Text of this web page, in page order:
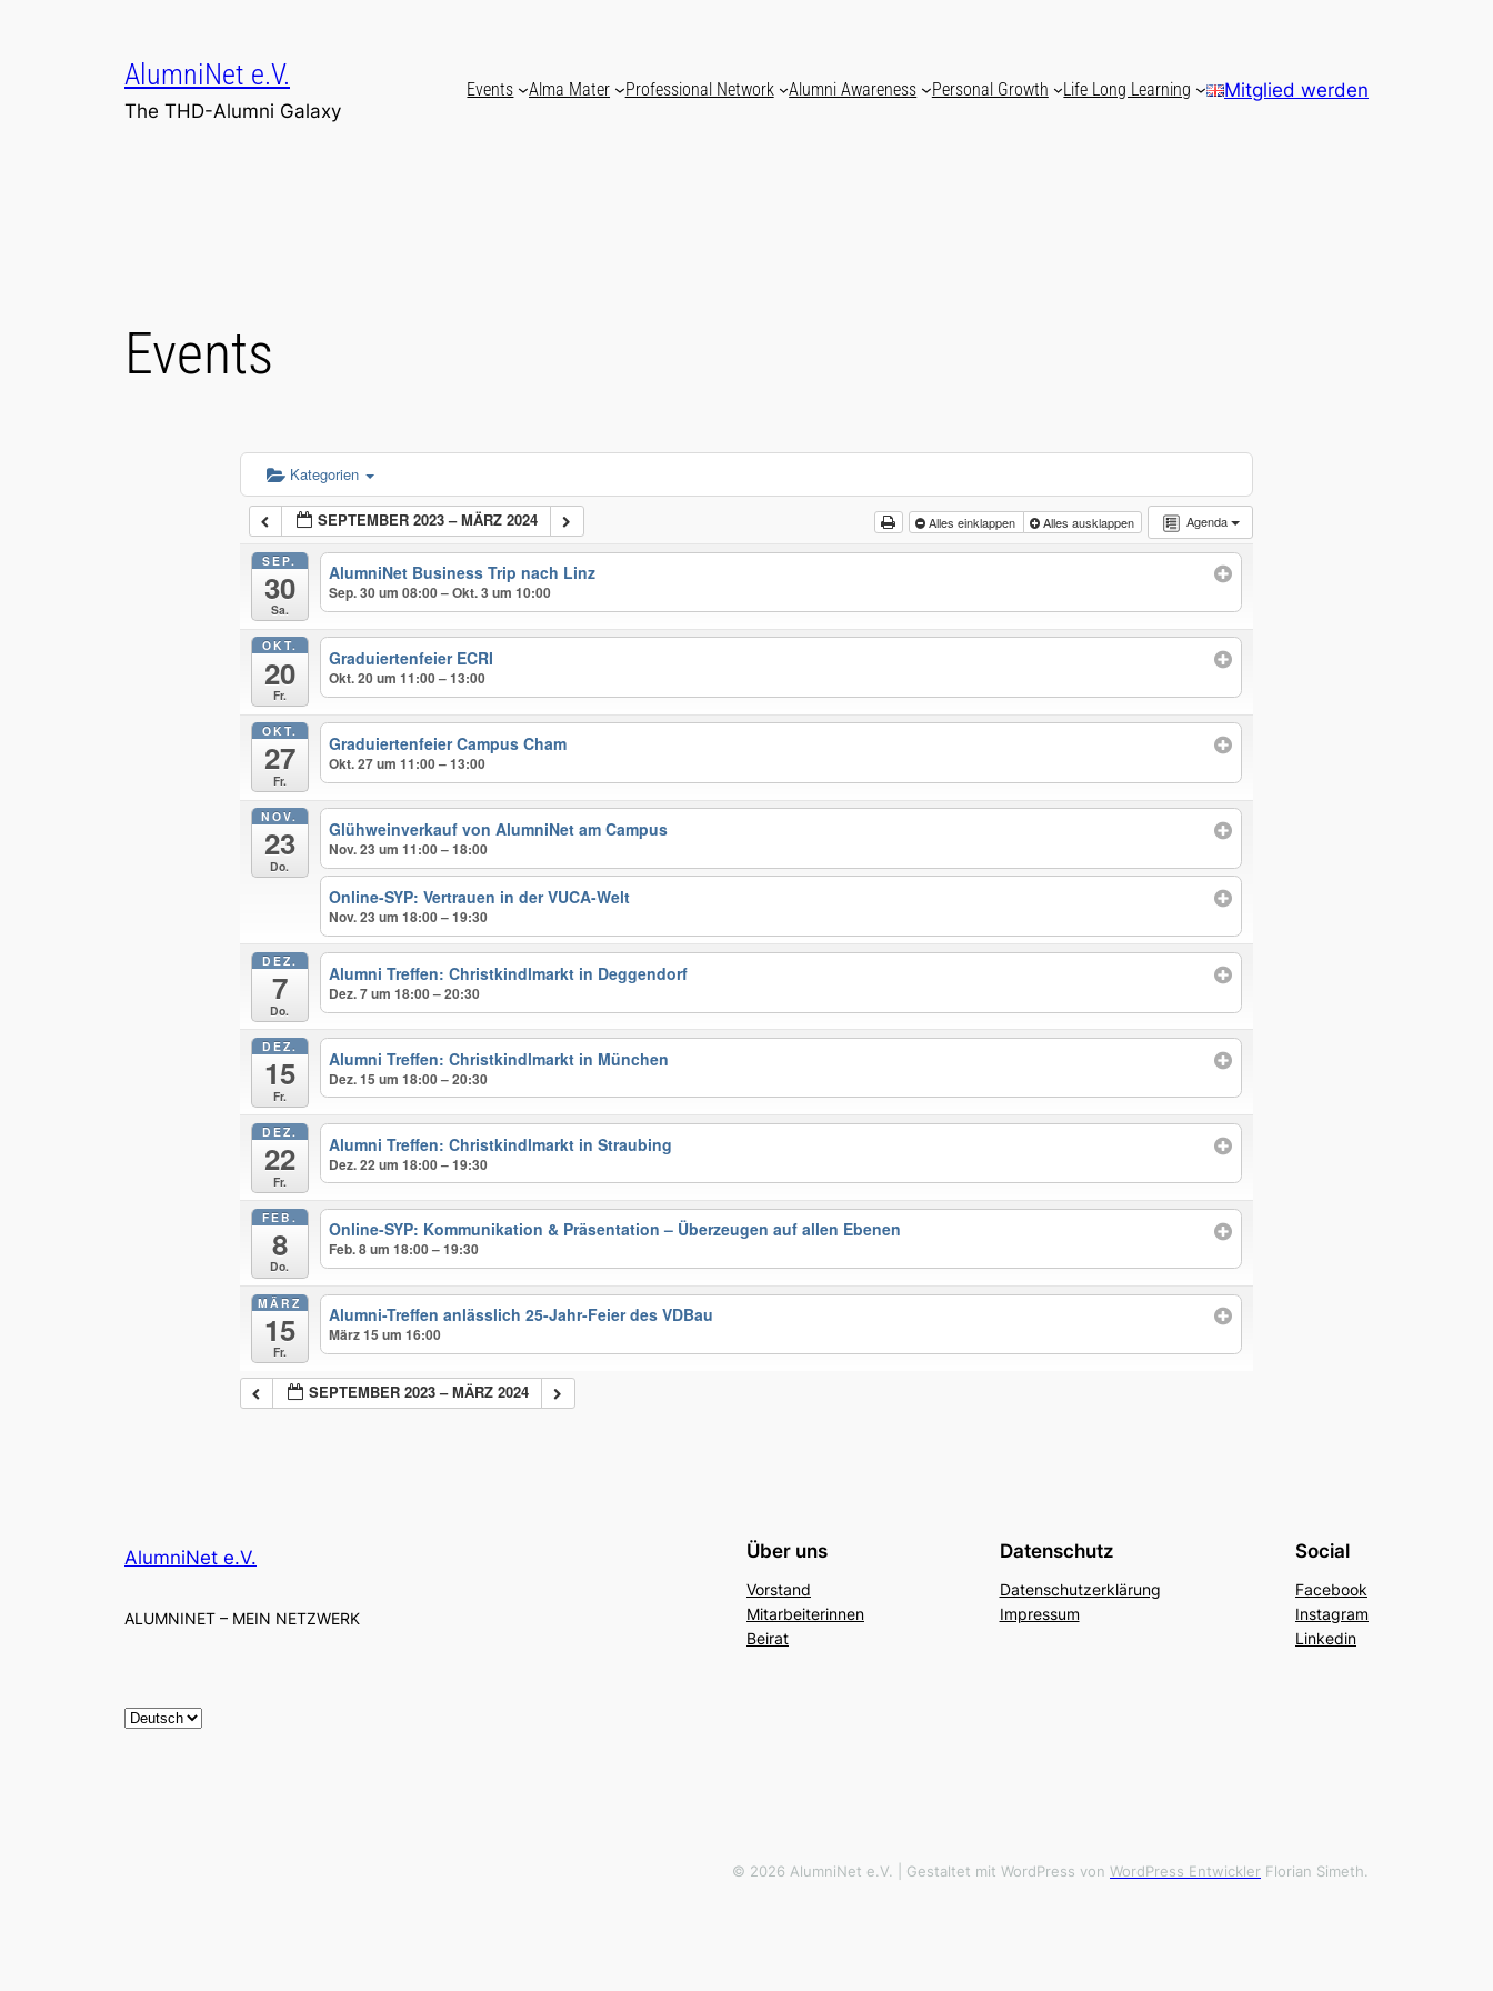
AlumniNet e.V.
The THD-Alumni Galaxy
Events Alma Mater Professional Network Alumni Awareness Personal Growth Life Long Learning Mitglied werden
Events
Kategorien
Agenda
SEPTEMBER 2023 – MÄRZ 2024 Alles einklappen Alles ausklappen
SEP.
30
Sa.
AlumniNet Business Trip nach Linz
Sep. 30 um 08:00 – Okt. 3 um 10:00
OKT.
20
Fr.
Graduiertenfeier ECRI
Okt. 20 um 11:00 – 13:00
OKT.
27
Fr.
Graduiertenfeier Campus Cham
Okt. 27 um 11:00 – 13:00
NOV.
23
Do.
Glühweinverkauf von AlumniNet am Campus
Nov. 23 um 11:00 – 18:00
Online-SYP: Vertrauen in der VUCA-Welt
Nov. 23 um 18:00 – 19:30
DEZ.
7
Do.
Alumni Treffen: Christkindlmarkt in Deggendorf
Dez. 7 um 18:00 – 20:30
DEZ.
15
Fr.
Alumni Treffen: Christkindlmarkt in München
Dez. 15 um 18:00 – 20:30
DEZ.
22
Fr.
Alumni Treffen: Christkindlmarkt in Straubing
Dez. 22 um 18:00 – 19:30
FEB.
8
Do.
Online-SYP: Kommunikation & Präsentation – Überzeugen auf allen Ebenen
Feb. 8 um 18:00 – 19:30
MÄRZ
15
Fr.
Alumni-Treffen anlässlich 25-Jahr-Feier des VDBau
März 15 um 16:00
SEPTEMBER 2023 – MÄRZ 2024
AlumniNet e.V.
ALUMNINET – MEIN NETZWERK
S
Über uns
Vorstand
Mitarbeiterinnen
Beirat
Datenschutz
Datenschutzerklärung
Impressum
Social
Facebook
Instagram
Linkedin
© 2026 AlumniNet e.V. | Gestaltet mit WordPress von WordPress Entwickler Florian Simeth.